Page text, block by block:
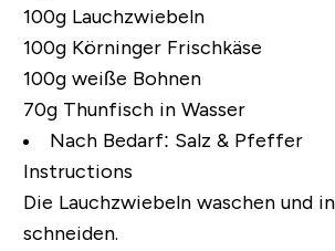
100g Lauchzwiebeln
100g Körninger Frischkäse
100g weiße Bohnen
70g Thunfisch in Wasser
Nach Bedarf: Salz & Pfeffer
Instructions
Die Lauchzwiebeln waschen und
schneiden.